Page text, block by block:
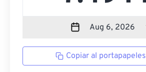
Copiar al portapapeles